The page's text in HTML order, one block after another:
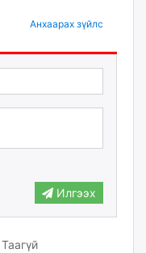
Анхаарах зүйлс
Илгээх
Таагүй